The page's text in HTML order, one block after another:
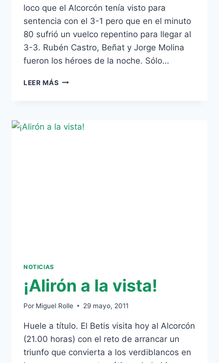
loco que el Alcorcón tenía visto para
sentencia con el 3-1 pero que en el minuto
80 sufrió un vuelco repentino para llegar al
3-3. Rubén Castro, Beñat y Jorge Molina
fueron los héroes de la noche. Sólo…
LEER MÁS EL
VUELVE
NOTICIAS
¡Alirón a la vista!
Por Miguel Rolle 29 mayo, 2011
Huele a título. El Betis visita hoy al Alcorcón
(21.00 horas) con el reto de arrancar un
triunfo que convierta a los verdiblancos en